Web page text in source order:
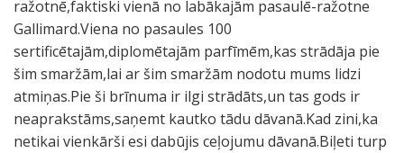
ražotnē,faktiski vienā no labākajām pasaulē-ražotne
Gallimard.Viena no pasaules 100
sertificētajām,diplomētajām parfīmēm,kas strādāja pie
šim smaržām,lai ar šim smaržām nodotu mums lidzi
atmiņas.Pie ši brīnuma ir ilgi strādāts,un tas gods ir
neaprakstāms,saņemt kautko tādu dāvanā.Kad zini,ka
netikai vienkārši esi dabūjis ceļojumu dāvanā.Biļeti turp